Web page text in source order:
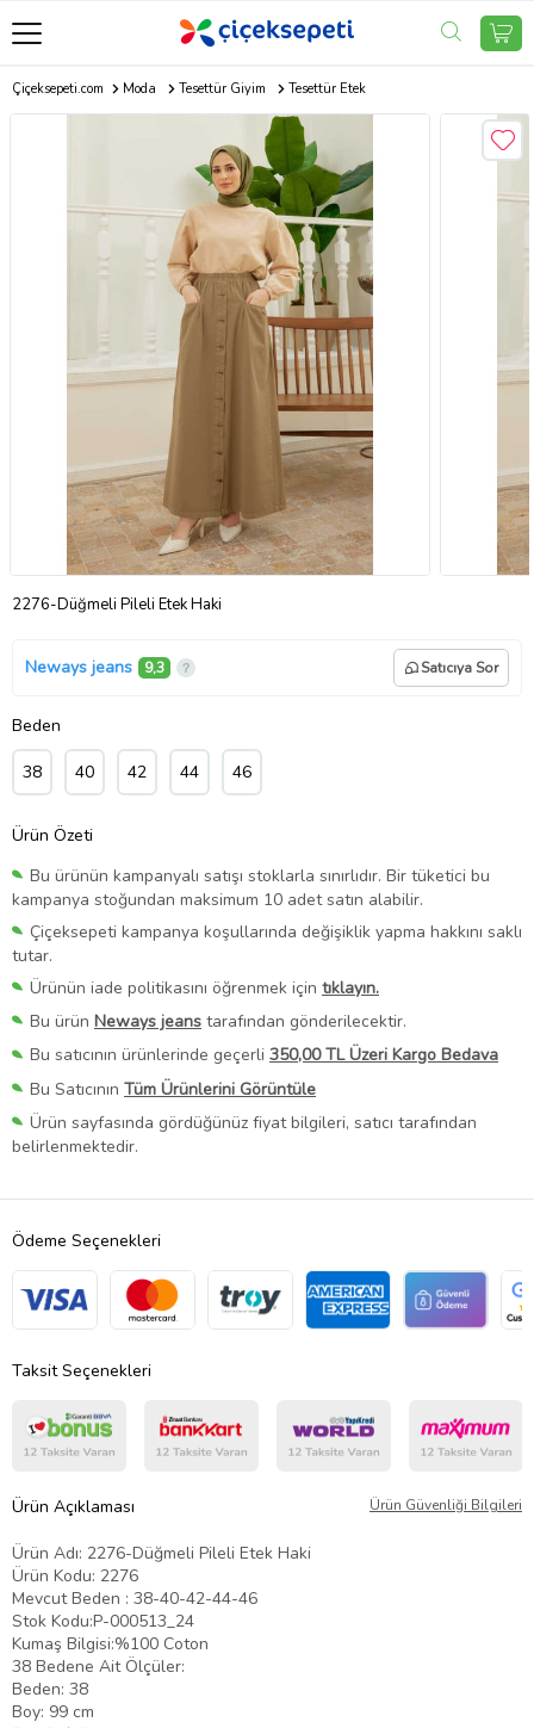
Çiçeksepeti.com Moda Tesettür Giyim Tesettür Etek
2276-Düğmeli Pileli Etek Haki
Neways jeans 9,3 Satıcıya Sor
Beden
38 40 42 44 46
Ürün Özeti
Bu ürünün kampanyalı satışı stoklarla sınırlıdır. Bir tüketici bu
kampanya stoğundan maksimum 10 adet satın alabilir.
Çiçeksepeti kampanya koşullarında değişiklik yapma hakkını saklı
tutar.
Ürünün iade politikasını öğrenmek için tıklayın.
Bu ürün Neways jeans tarafından gönderilecektir.
Bu satıcının ürünlerinde geçerli 350,00 TL Üzeri Kargo Bedava
Bu Satıcının Tüm Ürünlerini Görüntüle
Ürün sayfasında gördüğünüz fiyat bilgileri, satıcı tarafından
belirlenmektedir.
Ödeme Seçenekleri
Taksit Seçenekleri
Ürün Açıklaması Ürün Güvenliği Bilgileri
Ürün Adı: 2276-Düğmeli Pileli Etek Haki
Ürün Kodu: 2276
Mevcut Beden : 38-40-42-44-46
Stok Kodu:P-000513_24
Kumaş Bilgisi:%100 Coton
38 Bedene Ait Ölçüler:
Beden: 38
Boy: 99 cm